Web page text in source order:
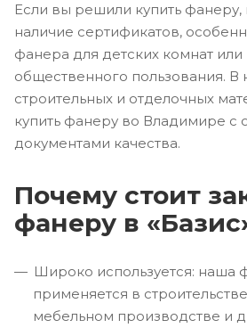
Если вы решили купить
наличие сертификатов,
фанера для детских комнат или
общественного пользования.
строительных и отделочных
купить фанеру во Владимире с
документами качества.
Почему стоит
фанеру в
Широко используется: наша
применяется в
мебельном производстве и